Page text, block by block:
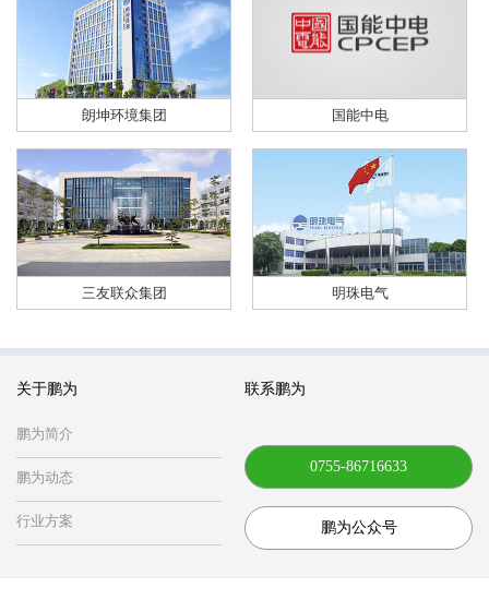
朗坤环境集团 国能中电
三友联众集团 明珠电气
关于鹏为
鹏为简介
鹏为动态
行业方案
联系鹏为
0755-86716633
鹏为公众号